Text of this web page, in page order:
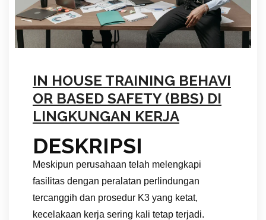
IN HOUSE TRAINING BEHAVI
OR BASED SAFETY (BBS) DI
LINGKUNGAN KERJA
DESKRIPSI
Meskipun perusahaan telah melengkapi
fasilitas dengan peralatan perlindungan
tercanggih dan prosedur K3 yang ketat,
kecelakaan kerja sering kali tetap terjadi.